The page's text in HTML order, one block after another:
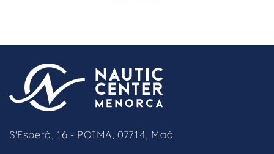
blank
S'Esperó, 16 - POIMA, 07714, Maó